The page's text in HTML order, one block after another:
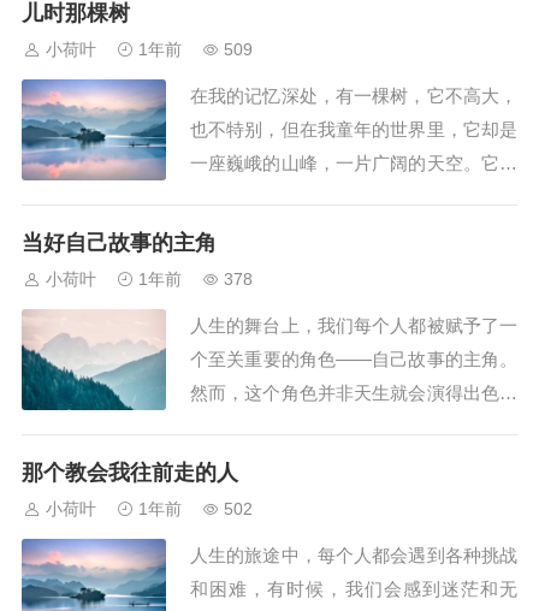
而不迷失。独立是成长的基石。如同那株
顶高的树，它之所...
儿时那棵树
小荷叶 1年前 509
在我的记忆深处，有一棵树，它不高大，
也不特别，但在我童年的世界里，它却是
一座巍峨的山峰，一片广阔的天空。它不
长的岁月中，赋予了我无尽的勇气和力
个孩子的纯真。春天，它抽出新芽，嫩绿
的叶子像是孩子...
当好自己故事的主角
小荷叶 1年前 378
人生的舞台上，我们每个人都被赋予了一
个至关重要的角色——自己故事的主角。
然而，这个角色并非天生就会演得出色，
绎。要成为自己故事的主角，意味着要拥
会让人感到迷茫和困惑。但真正的英雄，
不会随波逐流...
那个教会我往前走的人
小荷叶 1年前 502
人生的旅途中，每个人都会遇到各种挑战
和困难，有时候，我们会感到迷茫和无